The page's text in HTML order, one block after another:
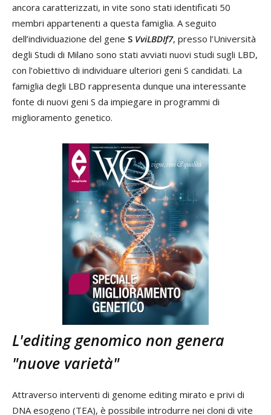
ancora caratterizzati, in vite sono stati identificati 50
membri appartenenti a questa famiglia. A seguito
dell’individuazione del gene S VviLBDIf7, presso l’Università
degli Studi di Milano sono stati avviati nuovi studi sugli LBD,
con l’obiettivo di individuare ulteriori geni S candidati. La
famiglia degli LBD rappresenta dunque una interessante
fonte di nuovi geni S da impiegare in programmi di
miglioramento genetico.
L'editing genomico non genera
"nuove varietà"
Attraverso interventi di genome editing mirato e privi di
DNA esogeno (TEA), è possibile introdurre nei cloni di vite